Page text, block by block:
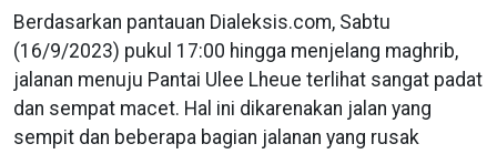
Berdasarkan pantauan Dialeksis.com, Sabtu
(16/9/2023) pukul 17:00 hingga menjelang maghrib,
jalanan menuju Pantai Ulee Lheue terlihat sangat padat
dan sempat macet. Hal ini dikarenakan jalan yang
sempit dan beberapa bagian jalanan yang rusak